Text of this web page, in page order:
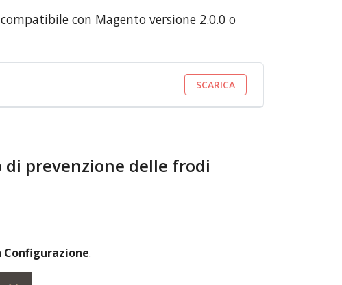
con Magento versione 2.0.0 o
SCARICA
di prevenzione delle frodi
Configurazione.